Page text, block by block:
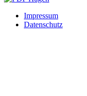
Impressum
Datenschutz